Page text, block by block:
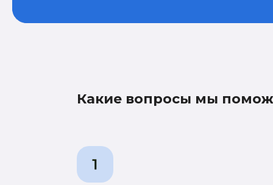
Какие вопросы мы